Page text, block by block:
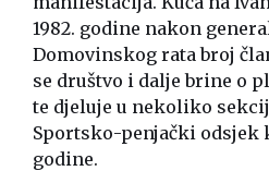
1982. godine nakon
Domovinskog rata broj
se društvo i dalje brine o
te djeluje u nekoliko
Sportsko-penjački odsjek
godine.